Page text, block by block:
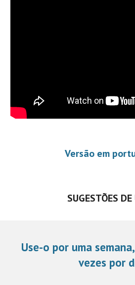
Versão em
SUGESTÕES DE
Use-o por uma
vezes por